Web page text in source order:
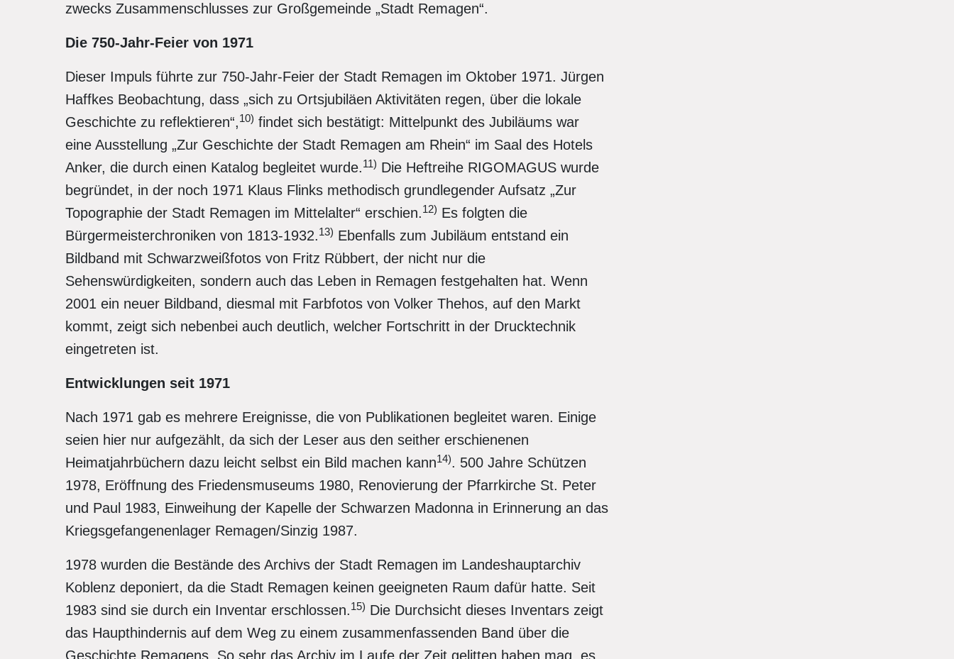
zwecks Zu­sam­menschlusses zur Großgemeinde „Stadt Remagen“.
Die 750-Jahr-Feier von 1971
Dieser Impuls führte zur 750-Jahr-Feier der Stadt Remagen im Oktober 1971. Jürgen
Haffkes Beobachtung, dass „sich zu Ortsjubiläen Aktivitäten regen, über die lokale
Geschichte zu reflektieren“,10) findet sich bestätigt: Mittelpunkt des Jubiläums war
eine Ausstellung „Zur Geschichte der Stadt Remagen am Rhein“ im Saal des Hotels
Anker, die durch einen Katalog begleitet wurde.11) Die Heftreihe RIGOMAGUS wurde
begründet, in der noch 1971 Klaus Flinks methodisch grundlegender Aufsatz „Zur
Topographie der Stadt Remagen im Mittelalter“ erschien.12) Es folgten die
Bürgermeisterchroniken von 1813-1932.13) Ebenfalls zum Jubiläum entstand ein
Bildband mit Schwarzweißfotos von Fritz Rübbert, der nicht nur die
Sehenswürdigkeiten, sondern auch das Leben in Remagen festgehalten hat. Wenn
2001 ein neuer Bildband, diesmal mit Farbfotos von Volker Thehos, auf den Markt
kommt, zeigt sich nebenbei auch deutlich, welcher Fortschritt in der Drucktechnik
eingetreten ist.
Entwicklungen seit 1971
Nach 1971 gab es mehrere Ereignisse, die von Publikationen begleitet waren. Einige
seien hier nur aufgezählt, da sich der Leser aus den seither erschienenen
Heimatjahrbüchern dazu leicht selbst ein Bild machen kann14). 500 Jahre Schützen
1978, Eröffnung des Friedensmuseums 1980, Renovierung der Pfarrkirche St. Peter
und Paul 1983, Einweihung der Kapelle der Schwarzen Madonna in Erinnerung an das
Kriegsgefangenenlager Remagen/Sinzig 1987.
1978 wurden die Bestände des Archivs der Stadt Remagen im Landeshauptarchiv
Koblenz deponiert, da die Stadt Remagen keinen geeigneten Raum dafür hatte. Seit
1983 sind sie durch ein Inventar erschlossen.15) Die Durchsicht dieses Inventars zeigt
das Haupthindernis auf dem Weg zu einem zusammenfassenden Band über die
Geschichte Remagens. So sehr das Archiv im Laufe der Zeit gelitten haben mag, es